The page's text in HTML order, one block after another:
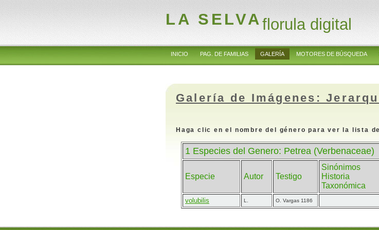
LA SELVAflorula digital
INICIO PAG. DE FAMILIAS GALERÍA MOTORES DE BÚSQUEDA
Galería de Imágenes:
Haga clic en el nombre del género para ver la lista
1 Especies del Genero: Petrea (Verbenaceae)
Especie Autor Testigo
Historia
Taxonómica
volubilis L. O. Vargas 1186